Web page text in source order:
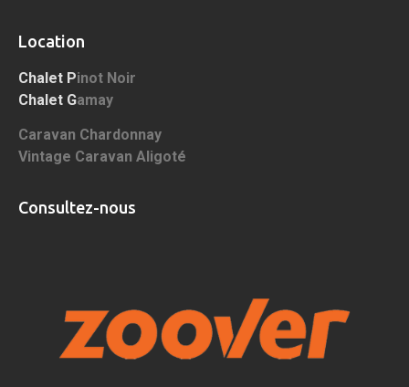
Location
Chalet Pinot Noir
Chalet Gamay
Caravan Chardonnay
Vintage Caravan Aligoté
Consultez-nous